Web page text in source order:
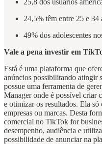
24,5% têm entre 25 e 34
49% dos adolescentes
Vale a pena investir em
Está é uma plataforma que
anúncios possibilitando atingir
possue uma ferramenta de
Manager onde é possível criar
e otimizar os resultados. Ela
empresas ou marcas. Desta
comercial no TikTok for
desempenho, audiência e
possibilidade de anunciar na